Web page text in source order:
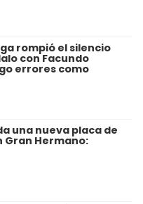
rompió el silencio
con Facundo
errores como
una nueva placa de
Gran Hermano: